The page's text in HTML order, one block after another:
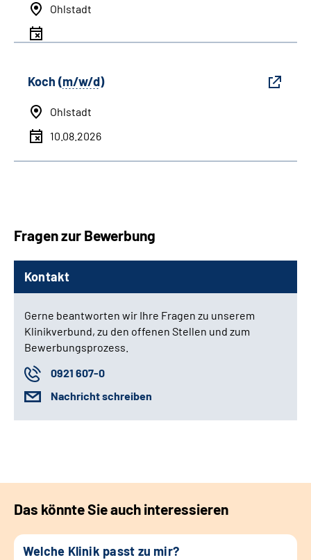
Ohlstadt
Koch (m/w/d)
Ohlstadt
10.08.2026
Fragen zur Bewerbung
Kontakt
Gerne beantworten wir Ihre Fragen zu unserem
Klinikverbund, zu den offenen Stellen und zum
Bewerbungsprozess.
0921 607-0
Nachricht schreiben
Das könnte Sie auch interessieren
Welche Klinik passt zu mir?